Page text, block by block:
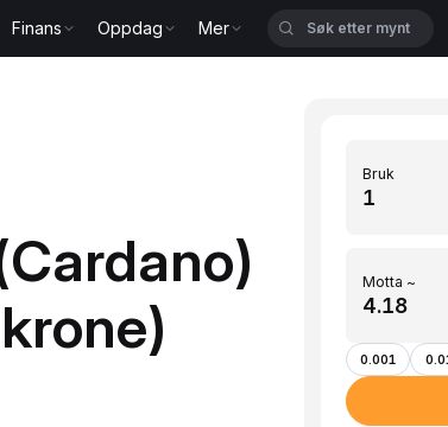
Finans Oppdag Mer
Bruk
Motta ~
0.001